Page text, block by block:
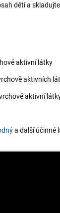
dětí a
aktivní látky
aktivních
aktivní
a další účinné